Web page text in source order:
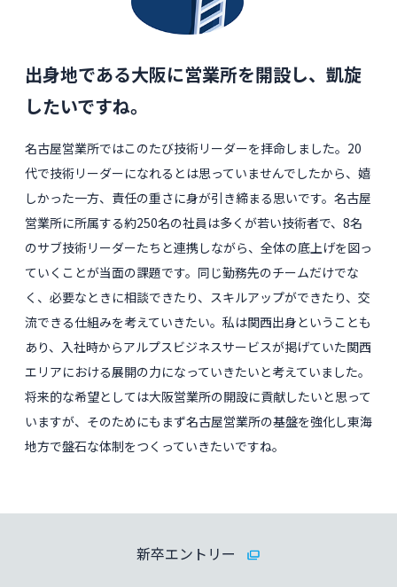
出身地である大阪に営業所を開設し、凱旋
したいですね。
名古屋営業所ではこのたび技術リーダーを拝命しました。20
代で技術リーダーになれるとは思っていませんでしたから、嬉
しかった一方、責任の重さに身が引き締まる思いです。名古屋
営業所に所属する約250名の社員は多くが若い技術者で、8名
のサブ技術リーダーたちと連携しながら、全体の底上げを図っ
ていくことが当面の課題です。同じ勤務先のチームだけでな
く、必要なときに相談できたり、スキルアップができたり、交
流できる仕組みを考えていきたい。私は関西出身ということも
あり、入社時からアルプスビジネスサービスが掲げていた関西
エリアにおける展開の力になっていきたいと考えていました。
将来的な希望としては大阪営業所の開設に貢献したいと思って
いますが、そのためにもまず名古屋営業所の基盤を強化し東海
地方で盤石な体制をつくっていきたいですね。
新卒エントリー